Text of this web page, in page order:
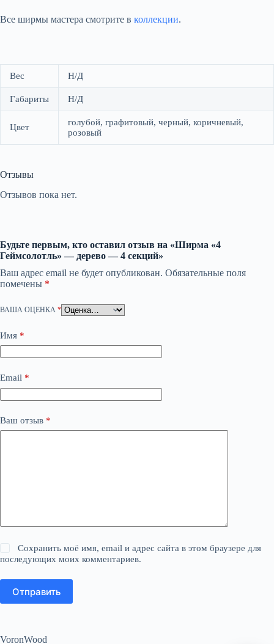
Все ширмы мастера смотрите в коллекции.
Вес Н/Д
Габариты Н/Д
Цвет
голубой, графитовый, черный, коричневый,
розовый
Отзывы
Отзывов пока нет.
Будьте первым, кто оставил отзыв на «Ширма «4
Геймсолотль» — дерево — 4 секций»
Ваш адрес email не будет опубликован. Обязательные поля
помечены *
ВАША ОЦЕНКА *
Имя *
Email *
Ваш отзыв *
Сохранить моё имя, email и адрес сайта в этом браузере для
последующих моих комментариев.
Отправить
VoronWood